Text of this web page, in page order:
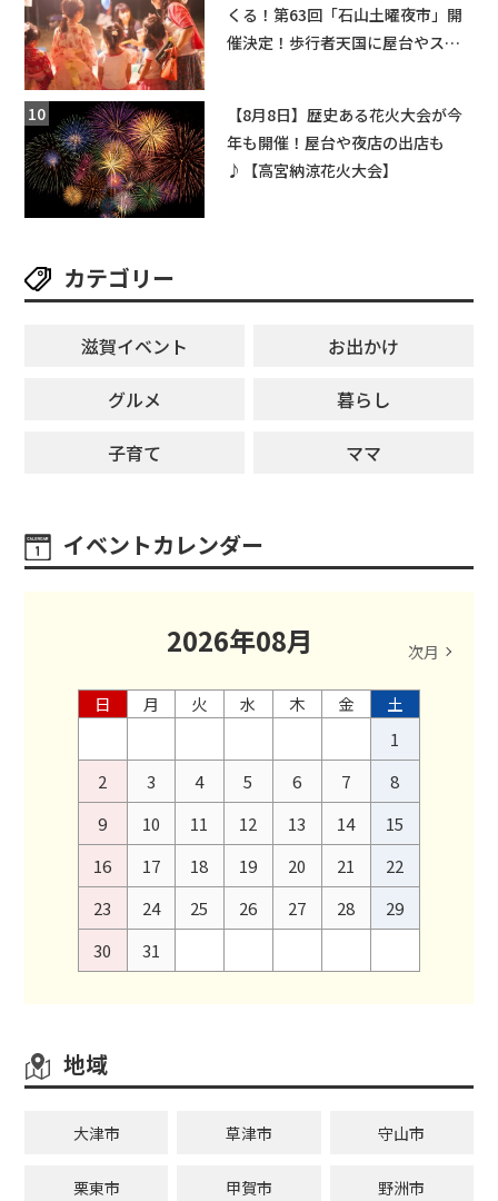
くる！第63回「石山土曜夜市」開
催決定！歩行者天国に屋台やステ
【8月8日】歴史ある花火大会が今
年も開催！屋台や夜店の出店も
♪【高宮納涼花火大会】
カテゴリー
滋賀イベント
お出かけ
グルメ
暮らし
子育て
ママ
イベントカレンダー
2026年08月 次月
日 月 火 水 木 金
土
1
2
3 4 5 6 7
8
9
10 11 12 13 14
15
16
17 18 19 20 21
22
23
24 25 26 27 28
29
30
31
地域
大津市 草津市 守山市
栗東市 甲賀市 野洲市